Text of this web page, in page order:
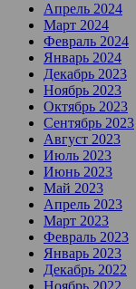
Апрель 2024
Март 2024
Февраль 2024
Январь 2024
Декабрь 2023
Ноябрь 2023
Октябрь 2023
Сентябрь 2023
Август 2023
Июль 2023
Июнь 2023
Май 2023
Апрель 2023
Март 2023
Февраль 2023
Январь 2023
Декабрь 2022